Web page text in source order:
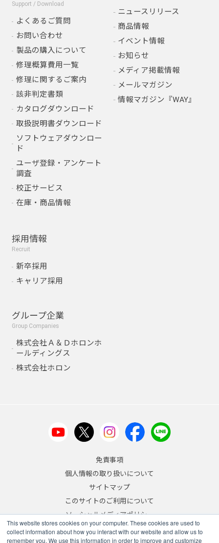
This website stores cookies on your computer. These cookies are used to
collect information about how you interact with our website and allow us to
remember you. We use this information in order to improve and customize
Support / Download
よくあるご質問
お問い合わせ
製品の購入について
修理概算費用一覧
修理に関するご案内
該非判定書類
カタログダウンロード
取扱説明書ダウンロード
ソフトウェアダウンロー
ド
ユーザ登録・アンケート
調査
校正サービス
在庫・商品情報
ニュースリリース
商品情報
イベント情報
お知らせ
メディア掲載情報
メールマガジン
情報マガジン『WAY』
採用情報
Recruit
新卒採用
キャリア採用
グループ企業
Group Companies
株式会社Ａ＆Ｄホロンホ
ールディングス
株式会社ホロン
免責事項
個人情報の取り扱いについて
サイトマップ
このサイトのご利用について
ソーシャルメディアポリシー
反社会的勢力への対応について